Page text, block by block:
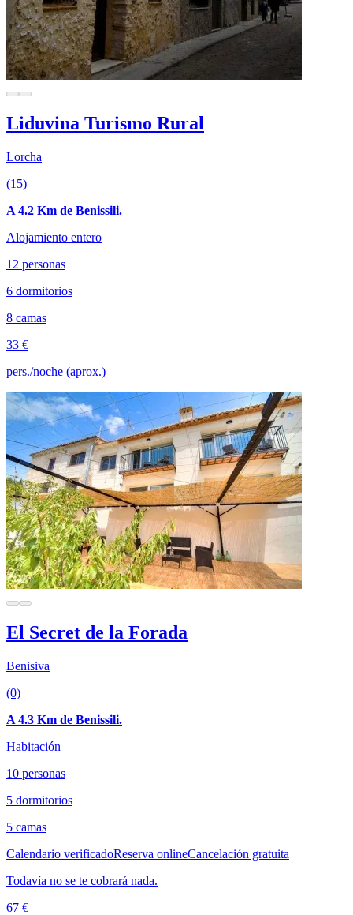
Liduvina Turismo Rural
Lorcha
(15)
A 4.2 Km de Benissili.
Alojamiento entero
12 personas
6 dormitorios
8 camas
33 €
pers./noche (aprox.)
El Secret de la Forada
Benisiva
(0)
A 4.3 Km de Benissili.
Habitación
10 personas
5 dormitorios
5 camas
Calendario verificadoReserva onlineCancelación gratuita
Todavía no se te cobrará nada.
67 €